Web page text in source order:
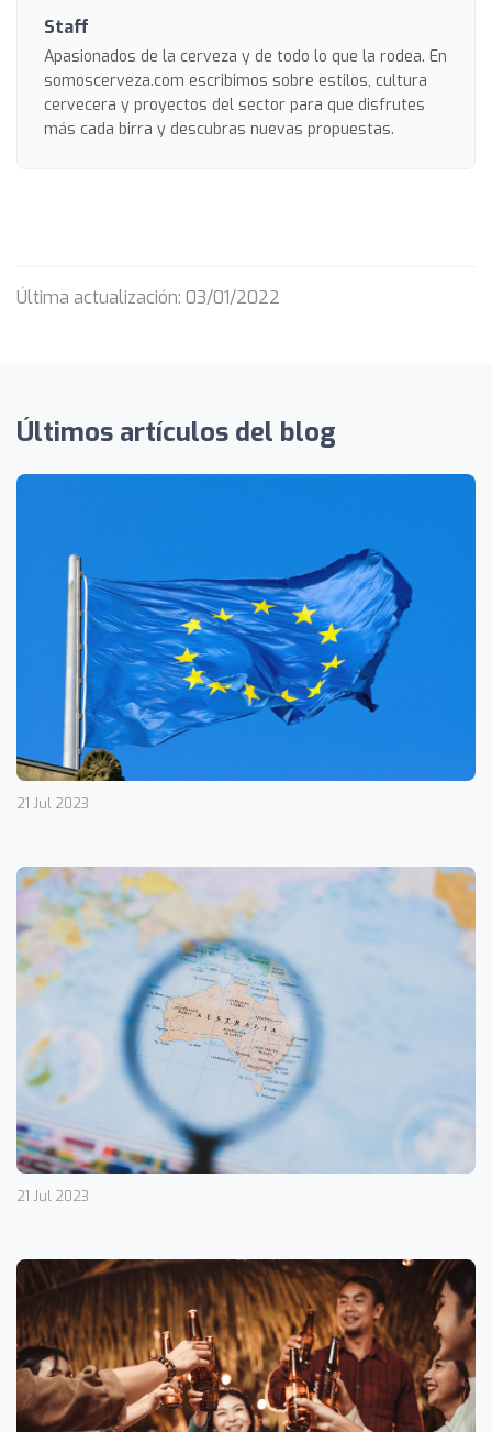
Staff
Apasionados de la cerveza y de todo lo que la rodea. En
somoscerveza.com escribimos sobre estilos, cultura
cervecera y proyectos del sector para que disfrutes
más cada birra y descubras nuevas propuestas.
Última actualización: 03/01/2022
Últimos artículos del blog
21 Jul 2023
21 Jul 2023